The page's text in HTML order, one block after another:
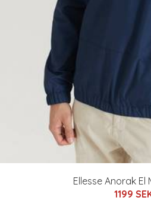
Ellesse Anorak El
1199